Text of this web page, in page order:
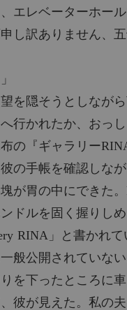
エレベーターホー
申し訳ありません、
を隠そうとしながら
へ行かれたか、おっ
布の『ギャラリー
の手帳を確認しなが
が胃の中にできた
ドルを固く握りし
RINA」と書かれて
般公開されていな
を下ったところに
彼が見えた。私の